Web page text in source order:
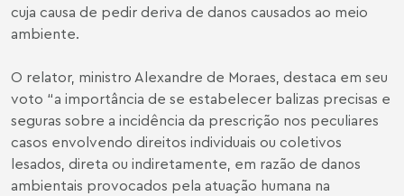
cuja causa de pedir deriva de danos causados ao meio
ambiente.
O relator, ministro Alexandre de Moraes, destaca em seu
voto “a importância de se estabelecer balizas precisas e
seguras sobre a incidência da prescrição nos peculiares
casos envolvendo direitos individuais ou coletivos
lesados, direta ou indiretamente, em razão de danos
ambientais provocados pela atuação humana na